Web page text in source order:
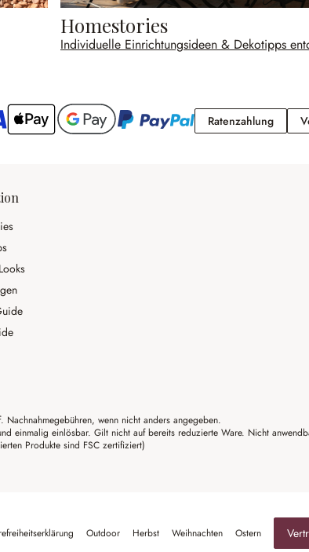
Homestories
Individuelle Einrichtungsideen & Dekotipps
Ratenzahlung
Nachnahmegebühren, wenn nicht anders angegeben.
einmalig einlösbar. Gilt nicht auf bereits reduzierte Ware. Nicht
Produkte sind FSC zertifiziert)
Outdoor Herbst Weihnachten Ostern